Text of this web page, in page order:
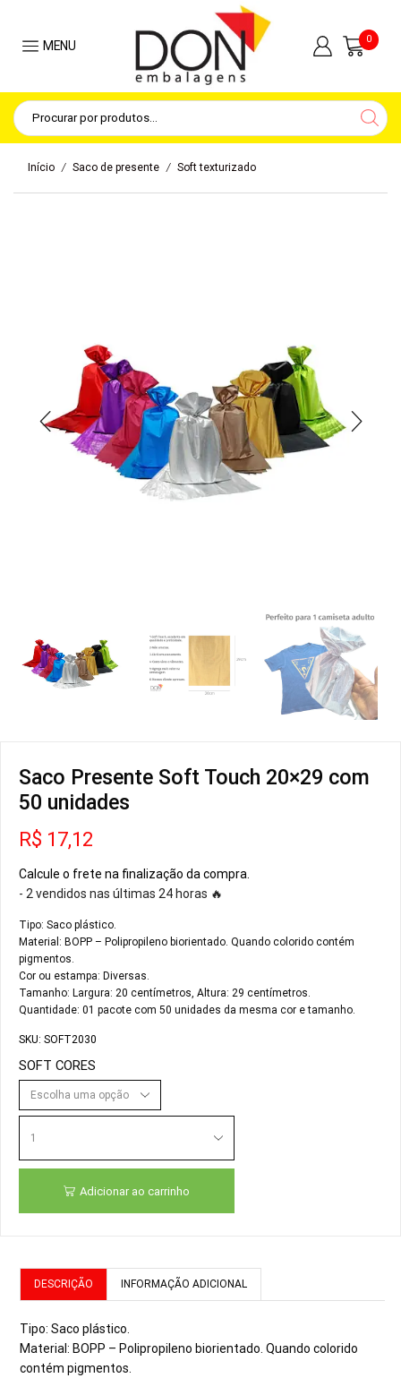
MENU 0
Início / Saco de presente / Soft texturizado
Saco Presente Soft Touch 20×29 com
50 unidades
R$ 17,12
Calcule o frete na finalização da compra.
- 2 vendidos nas últimas 24 horas 🔥
Tipo: Saco plástico.
Material: BOPP – Polipropileno biorientado. Quando colorido contém
pigmentos.
Cor ou estampa: Diversas.
Tamanho: Largura: 20 centímetros, Altura: 29 centímetros.
Quantidade: 01 pacote com 50 unidades da mesma cor e tamanho.
SKU: SOFT2030
SOFT CORES
Adicionar ao carrinho
DESCRIÇÃO INFORMAÇÃO ADICIONAL
Tipo: Saco plástico.
Material: BOPP – Polipropileno biorientado. Quando colorido
contém pigmentos.